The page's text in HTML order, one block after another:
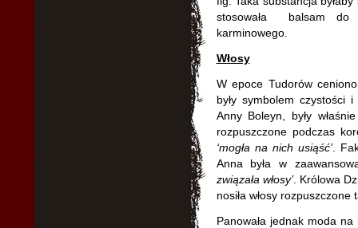
stosowała balsam do
karminowego.
Włosy
W epoce Tudorów
były symbolem czystości
Anny Boleyn, były
rozpuszczone podczas
‘mogła na nich usiąść’.
Anna była w
związała włosy’. Królowa
nosiła włosy
Panowała jednak moda